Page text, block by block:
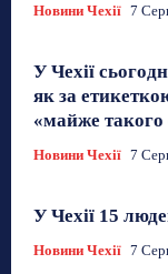
Новини Чехії 7
У Чехії
як за
«майже такого
Новини Чехії 7
У Чехії 15
Новини Чехії 7